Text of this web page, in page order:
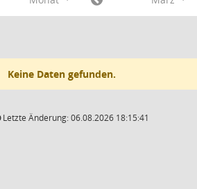
Keine Daten gefunden.
Letzte Änderung: 06.08.2026 18:15:41